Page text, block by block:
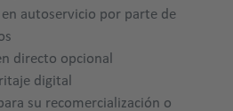
autoservicio por parte de
directo opcional
digital
su recomercialización o